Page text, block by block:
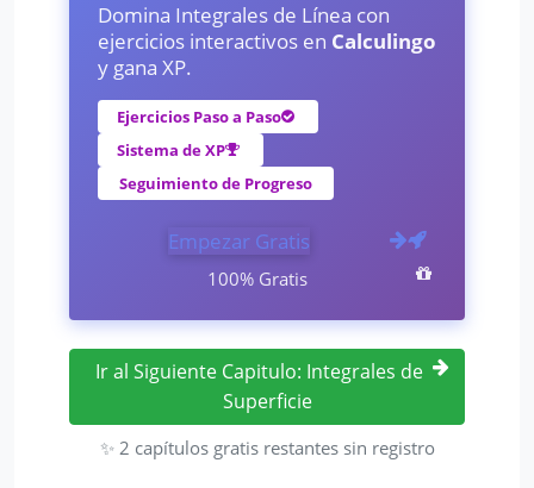
Domina Integrales de Línea con
ejercicios interactivos en Calculingo
y gana XP.
Ejercicios Paso a Paso
Sistema de XP
Seguimiento de Progreso
Empezar Gratis
100% Gratis
Ir al Siguiente Capitulo: Integrales de
Superficie
✨ 2 capítulos gratis restantes sin registro